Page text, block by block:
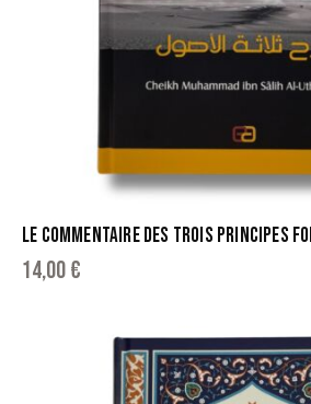
LE COMMENTAIRE DES TROIS PRINCIPES
14,00€